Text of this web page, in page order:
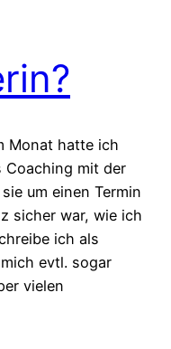
Monat hatte ich
Coaching mit der
um einen Termin
sicher war, wie ich
ich als
evtl. sogar
vielen